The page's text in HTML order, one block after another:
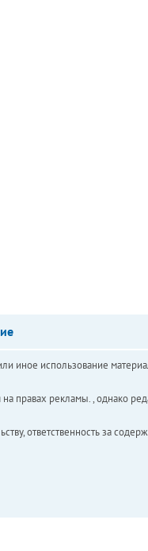
иное использование
рекламы. , однако
ответственность за